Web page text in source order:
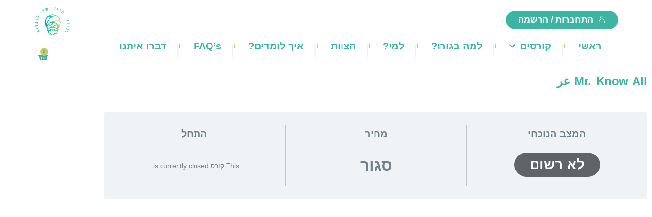
התחברות / הרשמה
ראשי קורסים למה בגורו? למי? הצוות איך לומדים? FAQ’s
דברו איתנו
0
עגלת
Mr. Know All عر
המצב הנוכחי
לא רשום
מחיר
סגור
התחל
This קורס is currently closed